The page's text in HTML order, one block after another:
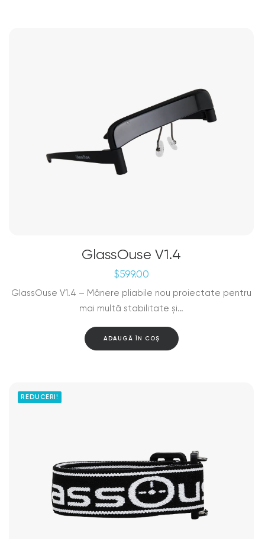
GlassOuse V1.4
$599.00
GlassOuse V1.4 – Mânere pliabile nou proiectate pentru
mai multă stabilitate și…
ADAUGĂ ÎN COȘ
REDUCERI!